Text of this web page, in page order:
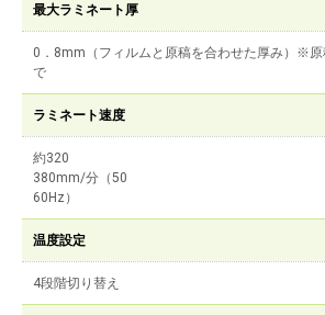
最大ラミネート厚
0．8mm（フィルムと原稿を合わせた厚み）※
で
ラミネート速度
約320
380mm/分（50
60Hz）
温度設定
4段階切り替え